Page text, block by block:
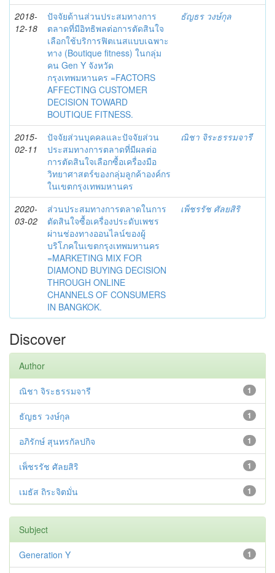
2018-
12-18
ปัจจัยด้านส่วนประสมทางการ
ตลาดที่มีอิทธิพลต่อการตัดสินใจ
เลือกใช้บริการฟิตเนสแบบเฉพาะ
ทาง (Boutique fitness) ในกลุ่ม
คน Gen Y จังหวัด
กรุงเทพมหานคร =FACTORS
AFFECTING CUSTOMER
DECISION TOWARD
BOUTIQUE FITNESS.
ธัญธร วงษ์กุล
2015-
02-11
ปัจจัยส่วนบุคคลและปัจจัยส่วน
ประสมทางการตลาดที่มีผลต่อ
การตัดสินใจเลือกซื้อเครื่องมือ
วิทยาศาสตร์ของกลุ่มลูกค้าองค์กร
ในเขตกรุงเทพมหานคร
ณิชา จิระธรรมจารี
2020-
03-02
ส่วนประสมทางการตลาดในการ
ตัดสินใจซื้อเครื่องประดับเพชร
ผ่านช่องทางออนไลน์ของผู้
บริโภคในเขตกรุงเทพมหานคร
=MARKETING MIX FOR
DIAMOND BUYING DECISION
THROUGH ONLINE
CHANNELS OF CONSUMERS
IN BANGKOK.
เพ็ชรรัช ศัลยสิริ
Discover
Author
1
ณิชา จิระธรรมจารี
1
ธัญธร วงษ์กุล
1
อภิรักษ์ สุนทรกัลปกิจ
1
เพ็ชรรัช ศัลยสิริ
1
เมธัส ถิระจิตมั่น
Subject
1
Generation Y